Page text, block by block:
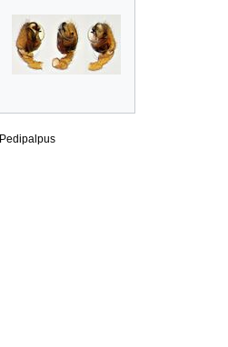
Pedipalpus